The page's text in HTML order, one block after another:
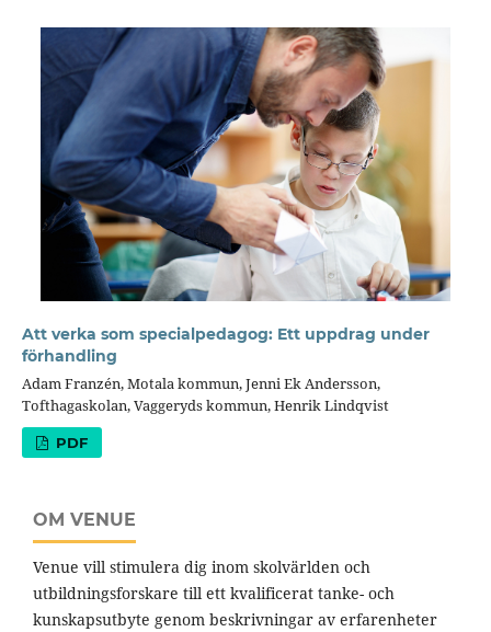
Att verka som specialpedagog: Ett uppdrag under
förhandling
Adam Franzén, Motala kommun, Jenni Ek Andersson,
Tofthagaskolan, Vaggeryds kommun, Henrik Lindqvist
PDF
OM VENUE
Venue vill stimulera dig inom skolvärlden och
utbildningsforskare till ett kvalificerat tanke- och
kunskapsutbyte genom beskrivningar av erfarenheter